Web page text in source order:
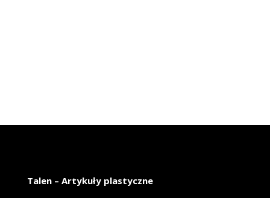
Talen – Artykuły plastyczne